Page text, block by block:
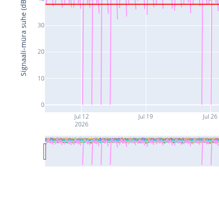
Jul 12
2026
Jul 19 Jul 26
0
10
20
30
Signaali-müra suhe (dB)